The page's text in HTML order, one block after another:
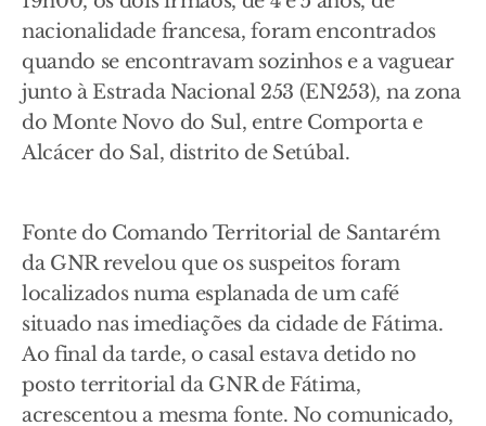
nacionalidade francesa, foram encontrados
quando se encontravam sozinhos e a vaguear
junto à Estrada Nacional 253 (EN253), na zona
do Monte Novo do Sul, entre Comporta e
Alcácer do Sal, distrito de Setúbal.
Fonte do Comando Territorial de Santarém
da GNR revelou que os suspeitos foram
localizados numa esplanada de um café
situado nas imediações da cidade de Fátima.
Ao final da tarde, o casal estava detido no
posto territorial da GNR de Fátima,
acrescentou a mesma fonte. No comunicado,